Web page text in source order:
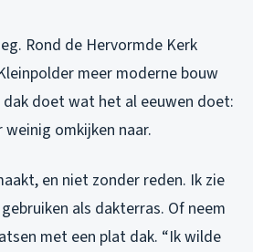
Rond de Hervormde Kerk
meer moderne bouw
dak doet wat het al eeuwen doet:
omkijken naar.
en niet zonder reden. Ik zie
als dakterras. Of neem
met een plat dak. “Ik wilde